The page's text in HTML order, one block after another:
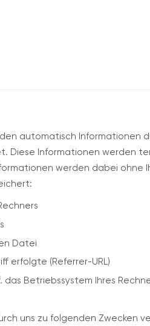
automatisch Informationen
Diese Informationen werden
werden dabei ohne
Datei
erfolgte (Referrer-URL)
Betriebssystem Ihres
uns zu folgenden Zwecken